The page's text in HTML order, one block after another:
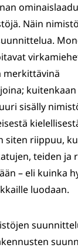
Näin
merkittävinä
kuitenkaan
sisälly
siten riippuu,
teiden ja
– eli kuinka
luodaan.